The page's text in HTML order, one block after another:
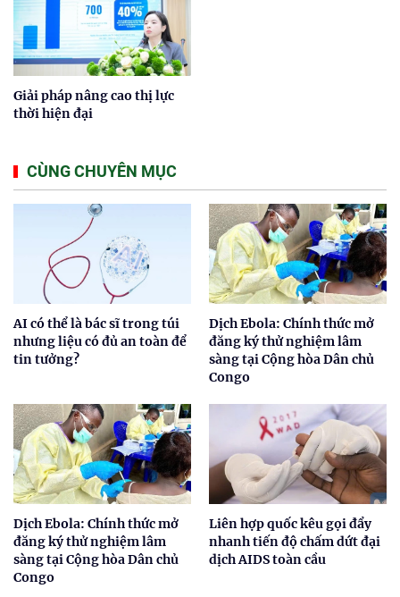
Giải pháp nâng cao thị lực
thời hiện đại
CÙNG CHUYÊN MỤC
AI có thể là bác sĩ trong túi
nhưng liệu có đủ an toàn để
tin tưởng?
Dịch Ebola: Chính thức mở
đăng ký thử nghiệm lâm
sàng tại Cộng hòa Dân chủ
Congo
Dịch Ebola: Chính thức mở
đăng ký thử nghiệm lâm
sàng tại Cộng hòa Dân chủ
Congo
Liên hợp quốc kêu gọi đẩy
nhanh tiến độ chấm dứt đại
dịch AIDS toàn cầu